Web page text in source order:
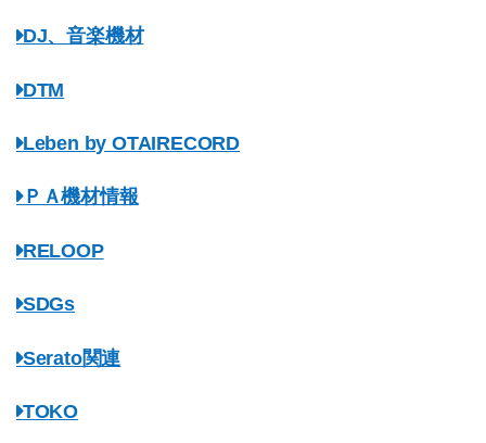
DJ、音楽機材
DTM
Leben by OTAIRECORD
ＰＡ機材情報
RELOOP
SDGs
Serato関連
TOKO